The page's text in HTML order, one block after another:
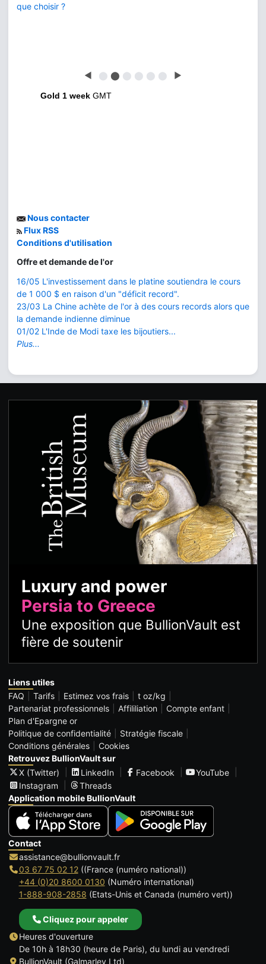
que choisir ?
◀ ⬤ ⬤ ⬤ ⬤ ⬤ ⬤ ▶
Gold 1 week GMT
Nous contacter
Flux RSS
Conditions d'utilisation
Offre et demande de l'or
16/05 L'investissement dans le platine soutiendra le cours
de 1 000 $ en raison d'un "déficit record".
23/03 La Chine achète de l'or à des cours records alors que
la demande indienne diminue
01/02 L'Inde de Modi taxe les bijoutiers...
Plus...
Luxury and power
Persia to Greece
Une exposition que BullionVault est
fière de soutenir
Liens utiles
FAQ
Tarifs Estimez vos frais
t oz/kg
Partenariat professionnels
Affililiation
Compte enfant
Plan d'Epargne or
Politique de confidentialité
Stratégie fiscale
Conditions générales
Cookies
Retrouvez BullionVault sur
X (Twitter)
LinkedIn Facebook
YouTube
Instagram
Threads
Application mobile BullionVault
Contact
assistance@bullionvault.fr
03 67 75 02 12((France (numéro national))
+44 (0)20 8600 0130 (Numéro international)
1-888-908-2858 (Etats-Unis et Canada (numéro vert))
Cliquez pour appeler
Heures d'ouverture
De 10h à 18h30 (heure de Paris), du lundi au vendredi
BullionVault (Galmarley Ltd)